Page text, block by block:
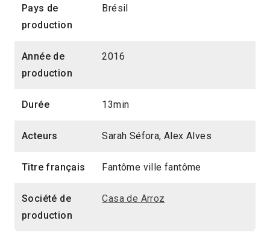
Pays de
production
Brésil
Année de
production
2016
Durée 13min
Acteurs Sarah Séfora, Alex Alves
Titre français Fantôme ville fantôme
Société de
production
Casa de Arroz